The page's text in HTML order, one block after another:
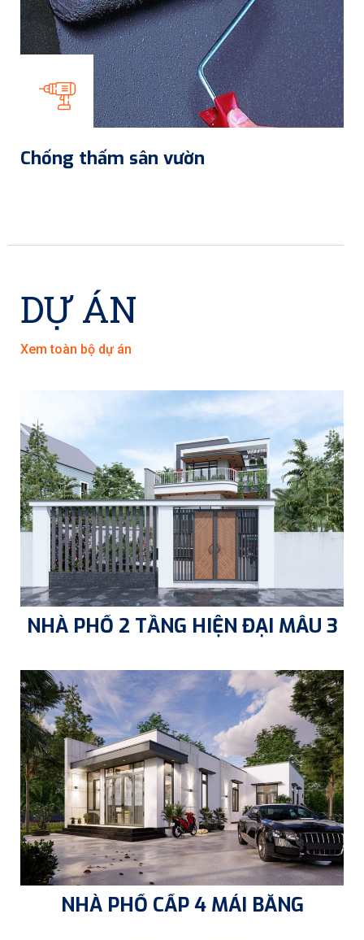
Chống thấm sân vườn
DỰ ÁN
Xem toàn bộ dự án
NHÀ PHỐ 2 TẦNG HIỆN ĐẠI MẪU 3
NHÀ PHỐ CẤP 4 MÁI BẰNG